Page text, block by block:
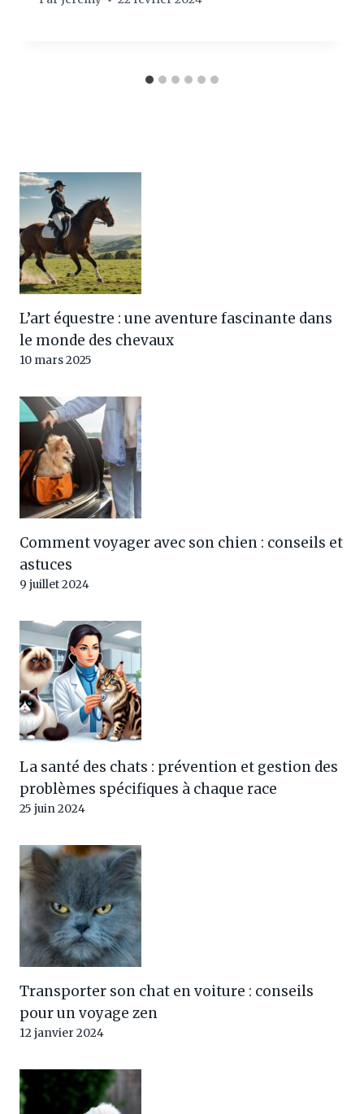
L’art équestre : une aventure fascinante dans
le monde des chevaux
10 mars 2025
Comment voyager avec son chien : conseils et
astuces
9 juillet 2024
La santé des chats : prévention et gestion des
problèmes spécifiques à chaque race
25 juin 2024
Transporter son chat en voiture : conseils
pour un voyage zen
12 janvier 2024